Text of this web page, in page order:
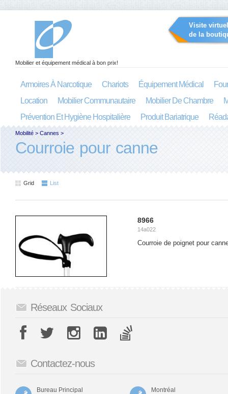
Visite
de la
Mobilier et équipement médical à bon prix!
Armoires À Narcotique Chariots Équipement Médical
Location
Mobilier Communautaire Mobilier De Chambre
Prévention Et Hygiène Hospitalière
Produit Bariatrique
Mobilité > Cannes >
Courroie pour canne
Grid List
8966
14a022
Courroie de poignet pour
Réseaux Sociaux
Contactez-nous
Bureau Principal
Montréal